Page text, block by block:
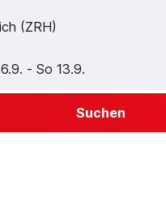
(ZRH)
- So 13.9.
Suchen